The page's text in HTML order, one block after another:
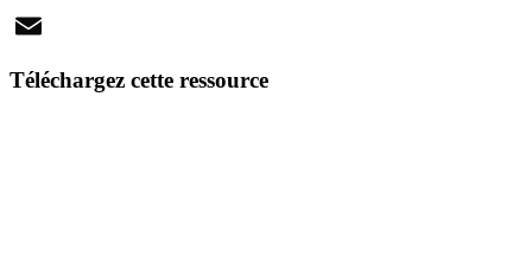
X
Téléchargez cette ressource